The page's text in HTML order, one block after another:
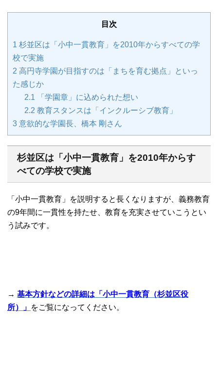
目次
1 杉並区は「小中一貫教育」を2010年からすべての学
校で実施
2 高円寺学園が目指すのは「まちを育む拠点」といっ
た感じか
2.1 「学園章」に込められた想い
2.2 教育スタンスは「インクルーシブ教育」
3 意欲的な学園長、橋本 剛さん
杉並区は「小中一貫教育」を2010年からす
べての学校で実施
「小中一貫教育」を説明すると長くなりますが、義務教育
の9年間に一貫性を持たせ、教育を充実させていこうとい
う試みです。
→ 基本方針などの詳細は「小中一貫教育（杉並区役
所）」 をご覧になってください。